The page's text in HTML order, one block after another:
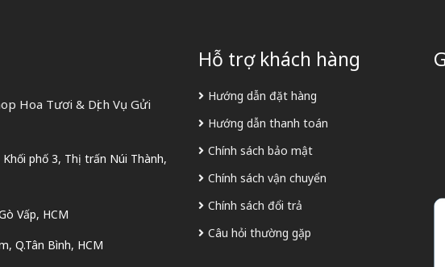
Hoa Tươi & Dịch Vụ Gửi
phố 3, Thị trấn Núi Thành,
Vấp, HCM
Q.Tân Bình, HCM
Hỗ trợ khách hàng
Hướng dẫn đặt hàng
Hướng dẫn thanh toán
Chính sách bảo mật
Chính sách vận chuyển
Chính sách đổi trả
Câu hỏi thường gặp